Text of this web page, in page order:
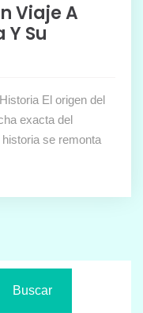
Viaje A
Su
El origen del
exacta del
se remonta
Buscar